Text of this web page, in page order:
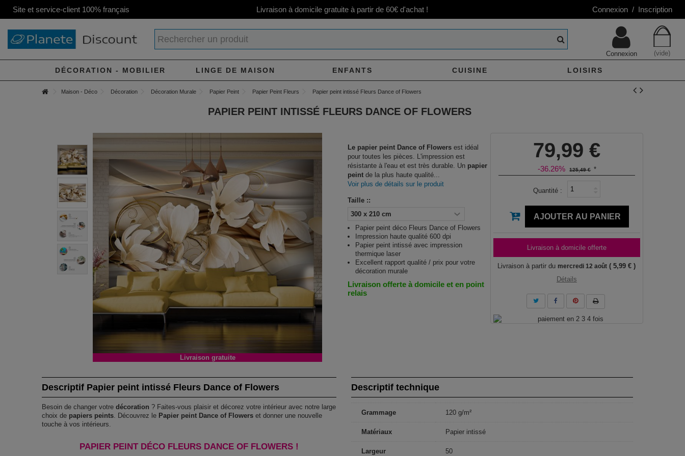
Site et service-client 100% français Livraison à domicile gratuite à partir de 60€ d'achat ! Connexion / Inscription
(vide)
Connexion
DÉCORATION - MOBILIER LINGE DE MAISON ENFANTS CUISINE LOISIRS
Maison - Déco Décoration Décoration Murale Papier Peint Papier Peint Fleurs Papier peint intissé Fleurs Dance of Flowers
PAPIER PEINT INTISSÉ FLEURS DANCE OF FLOWERS
Livraison gratuite
Le papier peint Dance of Flowers est idéal
pour toutes les pièces. L'impression est
résistante à l'eau et est très durable. Un papier
peint de la plus haute qualité...
Voir plus de détails sur le produit
Taille ::
Papier peint déco Fleurs Dance of Flowers
Impression haute qualité 600 dpi
Papier peint intissé avec impression
thermique laser
Excellent rapport qualité / prix pour votre
décoration murale
Livraison offerte à domicile et en point
relais
79,99 €
-36.26% 125,49 € *
Quantité :
AJOUTER AU PANIER
Livraison à domicile offerte
Livraison à partir du mercredi 12 août ( 5,99 € )
Détails
Descriptif Papier peint intissé Fleurs Dance of Flowers
Besoin de changer votredécoration ? Faites-vous plaisir et décorez votre intérieur avec notre large
choix de papiers peints . Découvrez le Papier peint Dance of Flowers et donner une nouvelle
touche à vos intérieurs.
PAPIER PEINT DÉCO FLEURS DANCE OF FLOWERS !
Descriptif technique
Grammage 120 g/m²
Matériaux Papier intissé
Largeur 50